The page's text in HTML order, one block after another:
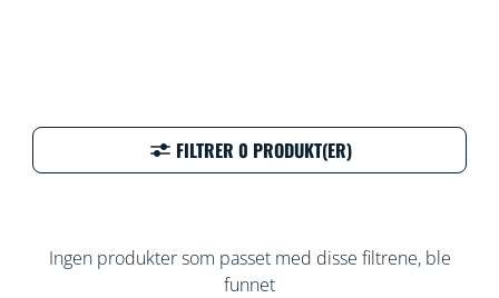
FILTRER 0 PRODUKT(ER)
Ingen produkter som passet med disse filtrene, ble
funnet